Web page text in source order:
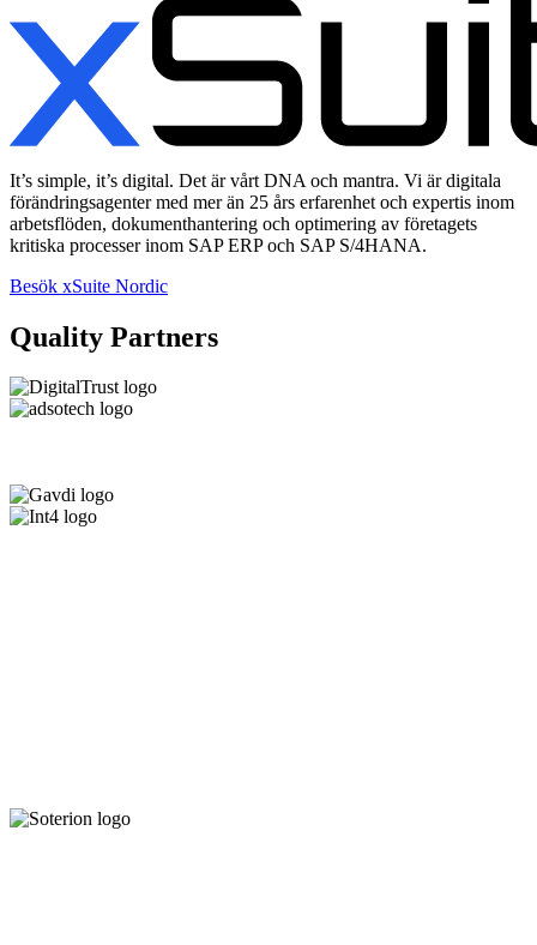
It’s simple, it’s digital. Det är vårt DNA och mantra. Vi är digitala
förändringsagenter med mer än 25 års erfarenhet och expertis inom
arbetsflöden, dokumenthantering och optimering av företagets
kritiska processer inom SAP ERP och SAP S/4HANA.
Besök xSuite Nordic
Quality Partners